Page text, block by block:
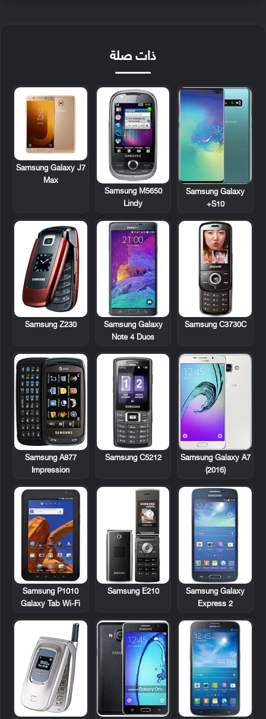
ذات صلة
Samsung Galaxy
S10+
Samsung M5650
Lindy
Samsung Galaxy J7
Max
Samsung C3730C
Samsung Galaxy
Note 4 Duos
Samsung Z230
Samsung Galaxy A7
(2016)
Samsung C5212
Samsung A877
Impression
Samsung Galaxy
Express 2
Samsung E210
Samsung P1010
Galaxy Tab Wi-Fi